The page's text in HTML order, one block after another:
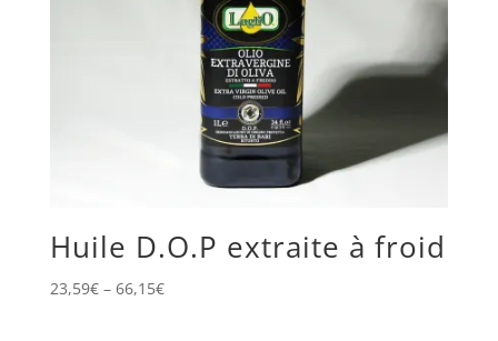
Huile D.O.P extraite à froid
23,59€– 66,15€